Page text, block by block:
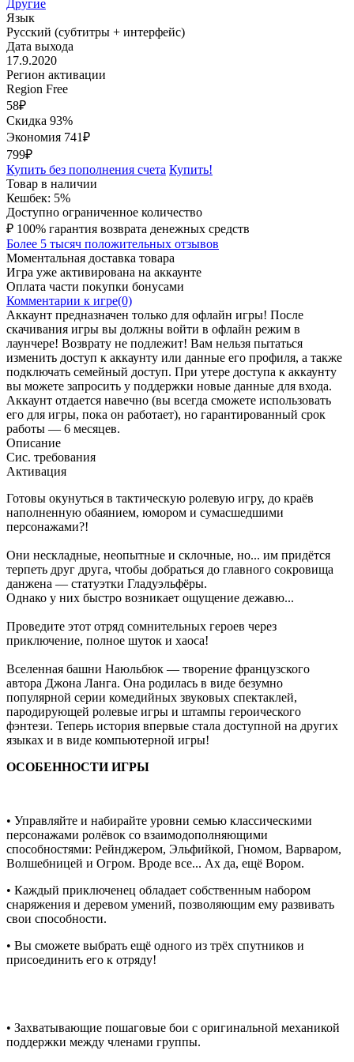
Другие
Язык
Русский (субтитры + интерфейс)
Дата выхода
17.9.2020
Регион активации
Region Free
58₽
Скидка 93%
Экономия 741₽
799₽
Купить без пополнения счета Купить!
Товар в наличии
Кешбек: 5%
Доступно ограниченное количество
₽ 100% гарантия возврата денежных средств
Более 5 тысяч положительных отзывов
Моментальная доставка товара
Игра уже активирована на аккаунте
Оплата части покупки бонусами
Комментарии к игре(0)
Аккаунт предназначен только для офлайн игры! После
скачивания игры вы должны войти в офлайн режим в
лаунчере! Возврату не подлежит! Вам нельзя пытаться
изменить доступ к аккаунту или данные его профиля, а также
подключать семейный доступ. При утере доступа к аккаунту
вы можете запросить у поддержки новые данные для входа.
Аккаунт отдается навечно (вы всегда сможете использовать
его для игры, пока он работает), но гарантированный срок
работы — 6 месяцев.
Описание
Сис. требования
Активация
Готовы окунуться в тактическую ролевую игру, до краёв
наполненную обаянием, юмором и сумасшедшими
персонажами?!
Они нескладные, неопытные и склочные, но... им придётся
терпеть друг друга, чтобы добраться до главного сокровища
данжена — статуэтки Гладуэльфёры.
Однако у них быстро возникает ощущение дежавю...
Проведите этот отряд сомнительных героев через
приключение, полное шуток и хаоса!
Вселенная башни Наюльбюк — творение французского
автора Джона Ланга. Она родилась в виде безумно
популярной серии комедийных звуковых спектаклей,
пародирующей ролевые игры и штампы героического
фэнтези. Теперь история впервые стала доступной на других
языках и в виде компьютерной игры!
ОСОБЕННОСТИ ИГРЫ
• Управляйте и набирайте уровни семью классическими
персонажами ролёвок со взаимодополняющими
способностями: Рейнджером, Эльфийкой, Гномом, Варваром,
Волшебницей и Огром. Вроде все... Ах да, ещё Вором.
• Каждый приключенец обладает собственным набором
снаряжения и деревом умений, позволяющим ему развивать
свои способности.
• Вы сможете выбрать ещё одного из трёх спутников и
присоединить его к отряду!
• Захватывающие пошаговые бои с оригинальной механикой
поддержки между членами группы.